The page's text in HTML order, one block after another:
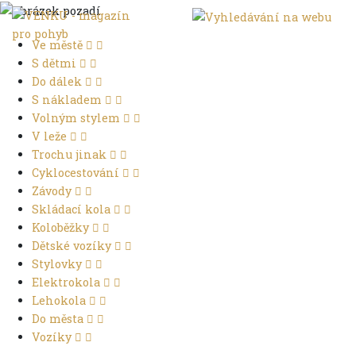
Ve městě
S dětmi
Do dálek
S nákladem
Volným stylem
V leže
Trochu jinak
Cyklocestování
Závody
Skládací kola
Koloběžky
Dětské vozíky
Stylovky
Elektrokola
Lehokola
Do města
Vozíky